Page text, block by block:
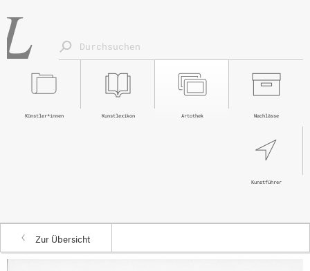
Nachlässe
Artothek
Kunstlexikon
Künstler*innen
Kunstführer
Zur Übersicht